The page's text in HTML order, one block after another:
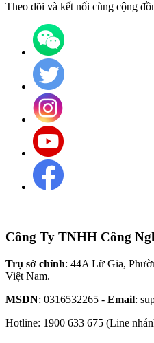
Theo dõi và kết nối cùng cộng
Công Ty TNHH Công
Trụ sở chính: 44A Lữ Gia,
Việt Nam.
MSDN: 0316532265 - Email:
Hotline: 1900 633 675 (Line